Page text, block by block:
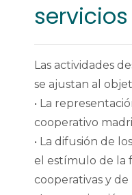
servicios
Las actividades
se ajustan al
• La
cooperativo
• La difusión de
el estímulo de la
cooperativas y de